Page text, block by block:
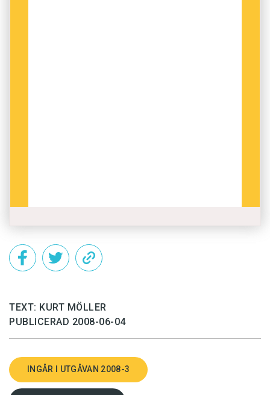
TEXT: KURT MÖLLER
PUBLICERAD 2008-06-04
INGÅR I UTGÅVAN 2008-3